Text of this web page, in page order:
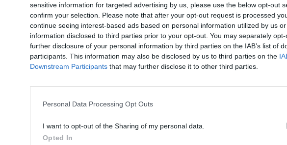
sensitive information for targeted advertising by us, please use the below opt-out
confirm your selection. Please note that after your opt-out request is processed
continue seeing interest-based ads based on personal information utilized by us
information disclosed to third parties prior to your opt-out. You may separately
further disclosure of your personal information by third parties on the IAB’s list of
participants. This information may also be disclosed by us to third parties on the
Downstream Participants that may further disclose it to other third parties.
Personal Data Processing Opt Outs
I want to opt-out of the Sharing of my personal data.
Opted In
18 minučių. Dešinės pakraipos senatorius tada savo kalba mėgino blokuoti
afroamerikiečių pilietinių teisių įstatymą.
„Stojuosi šiandien vakarą, nes iš tikrųjų manau, kad mūsų šalis yra krizėje,
C. Bookeris. – Tai nėra normalūs laikai“.
D. Trumpui vykdomus radikalius valstybės aparato apkarpymus, įskaitant
tūkstančių viešojo sektoriaus darbuotojų atleidimą. C. Bookeris taip pat
dešinįjį populistą uzurpuojant vis daugiau valdžios ir taip keliant grėsmę